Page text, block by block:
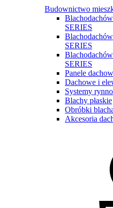
Budownictwo
SERIES
SERIES
SERIES
Panele
Dachowe i
Systemy
Blachy płaskie
Obróbki
Akcesoria